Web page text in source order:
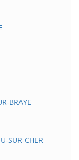
BRAYE
SUR-CHER